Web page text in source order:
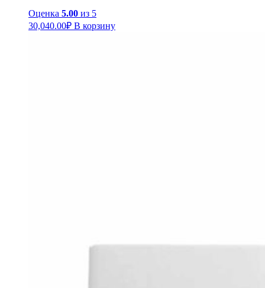
Оценка 5.00 из 5
30,040.00₽ В корзину